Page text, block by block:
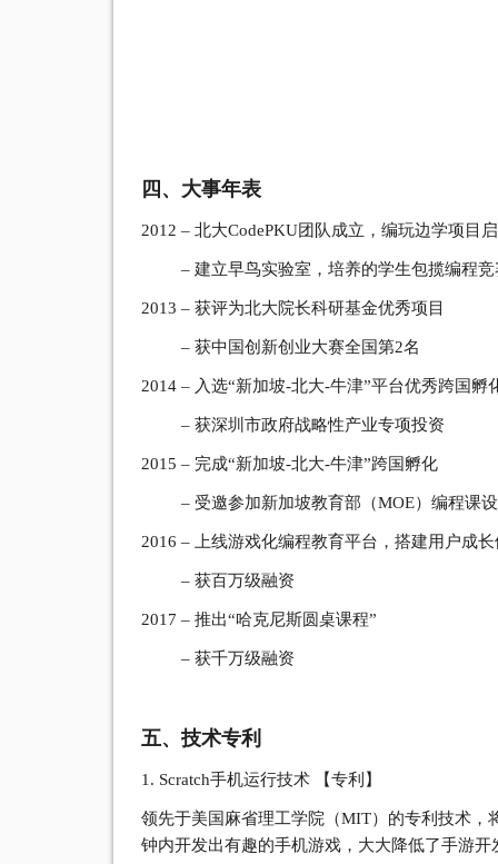
四、大事年表
2012 – 北大CodePKU团队成立，编玩边学项目
– 建立早鸟实验室，培养的学生包揽编程竞
2013 – 获评为北大院长科研基金优秀项目
– 获中国创新创业大赛全国第2名
2014 – 入选“新加坡-北大-牛津”平台优秀跨国孵
– 获深圳市政府战略性产业专项投资
2015 – 完成“新加坡-北大-牛津”跨国孵化
– 受邀参加新加坡教育部（MOE）编程课
2016 – 上线游戏化编程教育平台，搭建用户成
– 获百万级融资
2017 – 推出“哈克尼斯圆桌课程”
– 获千万级融资
五、技术专利
1. Scratch手机运行技术 【专利】
领先于美国麻省理工学院（MIT）的专利技术，
钟内开发出有趣的手机游戏，大大降低了手游开